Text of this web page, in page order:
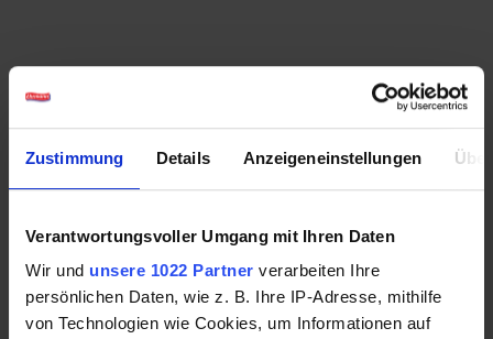
Zustimmung Details Anzeigeneinstellungen
Verantwortungsvoller Umgang mit Ihren Daten
Wir und unsere 1022 Partner verarbeiten Ihre
persönlichen Daten, wie z. B. Ihre IP-Adresse, mithilfe
von Technologien wie Cookies, um Informationen auf